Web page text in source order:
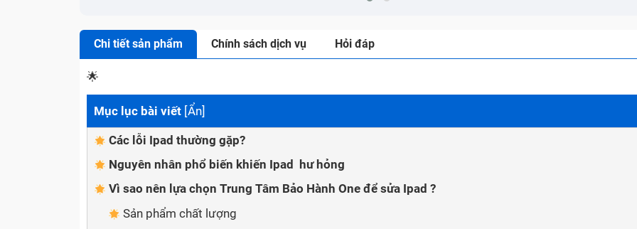
Chi tiết sản phẩm Chính sách dịch vụ Hỏi đáp
🌟
Mục lục bài viết [Ẩn]
Các lỗi Ipad thường gặp?
Nguyên nhân phổ biến khiến Ipad hư hỏng
Vì sao nên lựa chọn Trung Tâm Bảo Hành One để sửa Ipad ?
Sản phẩm chất lượng